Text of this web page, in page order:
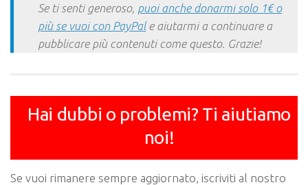
Se ti senti generoso, puoi anche donarmi solo 1€ o
più se vuoi con PayPale aiutarmi a continuare a
pubblicare più contenuti come questo. Grazie!
Hai dubbi o problemi? Ti aiutiamo
noi!
Se vuoi rimanere sempre aggiornato, iscriviti al nostro